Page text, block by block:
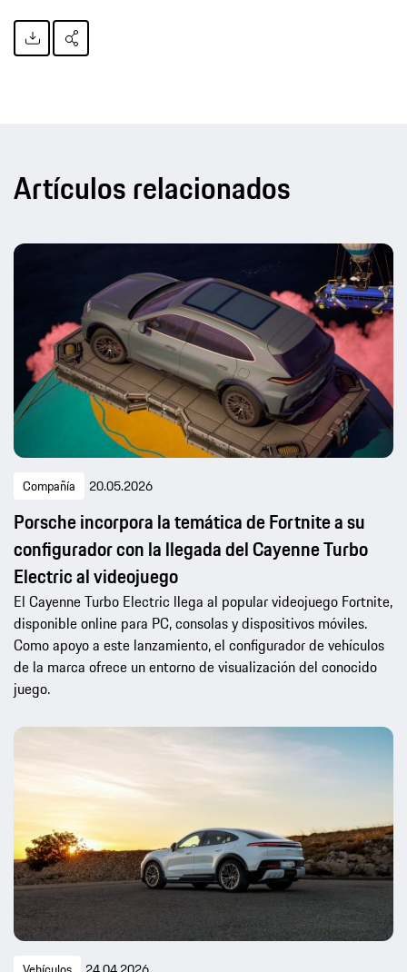
Artículos relacionados
Compañía 20.05.2026
Porsche incorpora la temática de Fortnite a su
configurador con la llegada del Cayenne Turbo
Electric al videojuego
El Cayenne Turbo Electric llega al popular videojuego Fortnite,
disponible online para PC, consolas y dispositivos móviles.
Como apoyo a este lanzamiento, el configurador de vehículos
de la marca ofrece un entorno de visualización del conocido
juego.